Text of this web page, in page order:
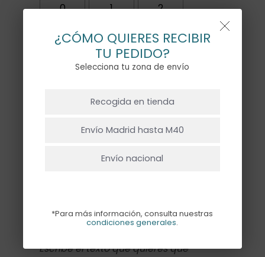
0 1 2
3 4 5
Escribe el texto que quieres que
¿CÓMO QUIERES RECIBIR
TU PEDIDO?
Selecciona tu zona de envío
Recogida en tienda
Envío Madrid hasta M40
Envío nacional
*Para más información, consulta nuestras
condiciones generales.